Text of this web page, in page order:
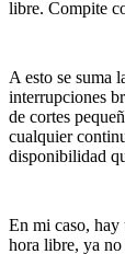
libre. Compite
A esto se suma
interrupciones
de cortes
cualquier
disponibilidad
En mi caso, hay
hora libre, ya no